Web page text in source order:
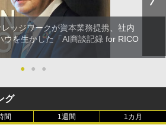
ッジワークが資本業務提携、社内
ウを生かした「AI商談記録 for RICO
●
● ●
グ
間 1週間 1カ月